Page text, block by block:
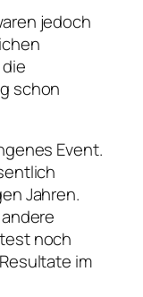
jedoch
schon
Event.
Jahren.
noch
im